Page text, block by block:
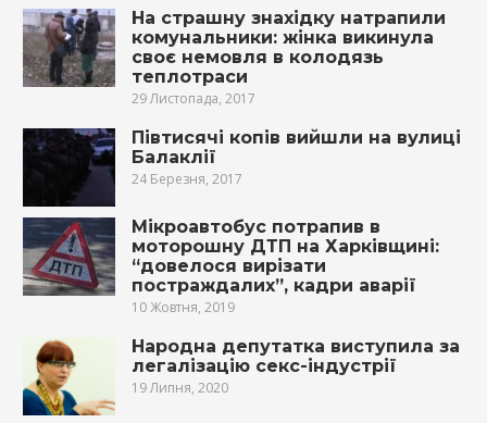
На стрaшнy знахідку натрапили
комунальники: жінка викинула
своє немовля в колодязь
теплотраси
29 Листопада, 2017
Півтисячі копів вийшли на вулиці
Балаклії
24 Березня, 2017
Мікроавтобус потрапив в
моторошну ДТП на Харківщині:
“довелося вирізати
постраждалих”, кадри аварії
10 Жовтня, 2019
Народна депутатка виступила за
легалізацію секс-індустрії
19 Липня, 2020